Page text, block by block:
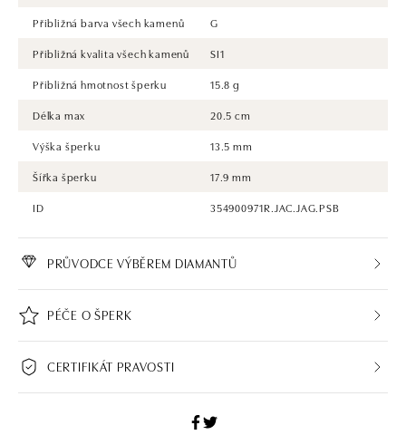
Přibližná barva všech kamenů
G
Přibližná kvalita všech kamenů
SI1
Přibližná hmotnost šperku
15.8 g
Délka max
20.5 cm
Výška šperku
13.5 mm
Šířka šperku
17.9 mm
ID
354900971R.JAC.JAG.PSB
PRŮVODCE VÝBĚREM DIAMANTŮ
PÉČE O ŠPERK
CERTIFIKÁT PRAVOSTI